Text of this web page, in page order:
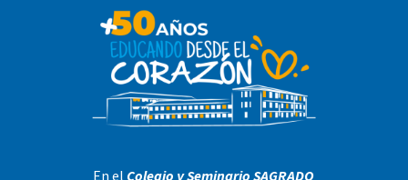
En el Colegio y Seminario SAGRADO